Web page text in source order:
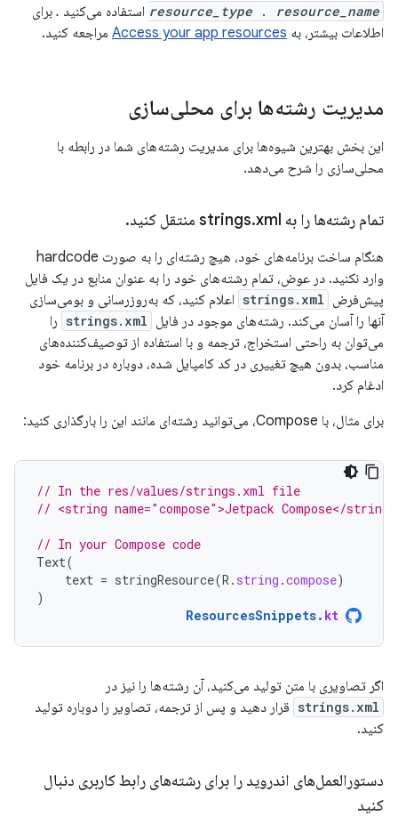
resource_type . resource_name استفاده می‌کنید . برای
اطلاعات بیشتر، به Access your app resources مراجعه کنید.
مدیریت رشته‌ها برای محلی‌سازی
این بخش بهترین شیوه‌ها برای مدیریت رشته‌های شما در رابطه با
محلی‌سازی را شرح می‌دهد.
تمام رشته‌ها را به strings .xml منتقل کنید .
هنگام ساخت برنامه‌های خود، هیچ رشته‌ای را به صورت hardcode
وارد نکنید. در عوض، تمام رشته‌های خود را به عنوان منابع در یک فایل
پیش‌فرض strings.xml اعلام کنید، که به‌روزرسانی و بومی‌سازی
آنها را آسان می‌کند. رشته‌های موجود در فایل strings.xml را
می‌توان به راحتی استخراج، ترجمه و با استفاده از توصیف‌کننده‌های
مناسب، بدون هیچ تغییری در کد کامپایل شده، دوباره در برنامه خود
ادغام کرد.
برای مثال، با Compose، می‌توانید رشته‌ای مانند این را بارگذاری کنید:
// In the res/values/strings.xml file
// <string name="compose">Jetpack Compose</string>
// In your Compose code
Text(
text = stringResource(R . string .compose)
)
ResourcesSnippets. kt
اگر تصاویری با متن تولید می‌کنید، آن رشته‌ها را نیز در
strings.xml قرار دهید و پس از ترجمه، تصاویر را دوباره تولید
کنید.
دستورالعمل‌های اندروید را برای رشته‌های رابط کاربری دنبال
کنید